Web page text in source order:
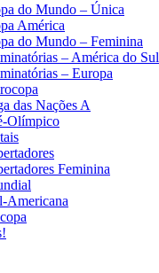
do Mundo – Única
América
do Mundo – Feminina
– América do Sul
– Europa
das Nações A
Olímpico
Feminina
Americana